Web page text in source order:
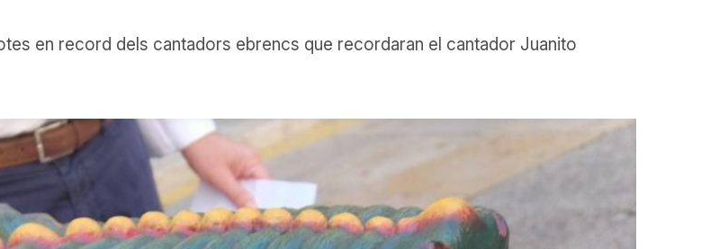
en record dels cantadors ebrencs que recordaran el cantador Juanito